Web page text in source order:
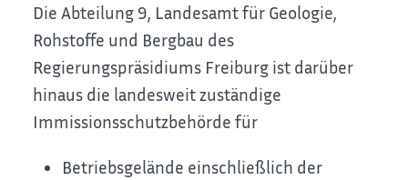
Die Abteilung 9, Landesamt für Geologie,
Rohstoffe und Bergbau des
Regierungspräsidiums Freiburg ist darüber
hinaus die landesweit zuständige
Immissionsschutzbehörde für
Betriebsgelände einschließlich der